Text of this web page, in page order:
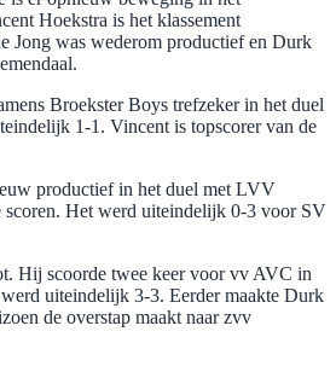
Hoekstra is het klassement
Jong was wederom productief en Durk
Broekster Boys trefzeker in het duel
1-1. Vincent is topscorer van de
productief in het duel met LVV
scoren. Het werd uiteindelijk 0-3 voor SV
Hij scoorde twee keer voor vv AVC in
uiteindelijk 3-3. Eerder maakte Durk
de overstap maakt naar zvv